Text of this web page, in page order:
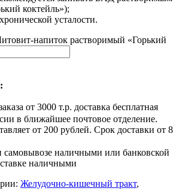
коктейль»);
усталости.
напиток растворимый «Горький
от 3000 т.р. доставка бесплатная
в ближайшее почтовое отделение.
от 200 рублей. Срок доставки от 8
самовывозе наличными или банковской
наличными
Желудочно-кишечный тракт,